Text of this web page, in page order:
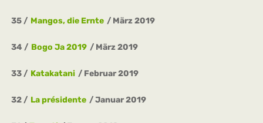
35 Mangos, die Ernte März 2019
34 Bogo Ja 2019 März 2019
33 Katakatani Februar 2019
32 La présidente Januar 2019